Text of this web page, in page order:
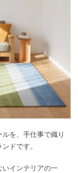
を、手仕事で織り
ドです。
いインテリアの一